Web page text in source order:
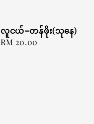
လူငယ်=တန်ဖိုး(သုနေ)
Regular
RM 20.00